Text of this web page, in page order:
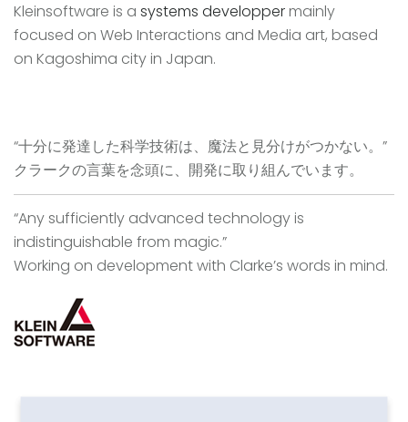
Kleinsoftware is a systems developpermainly
focused on Web Interactions and Media art, based
on Kagoshima city in Japan.
“十分に発達した科学技術は、魔法と見分けがつかない。”
クラークの言葉を念頭に、開発に取り組んでいます。
“Any sufficiently advanced technology is
indistinguishable from magic.”
Working on development with Clarke’s words in mind.